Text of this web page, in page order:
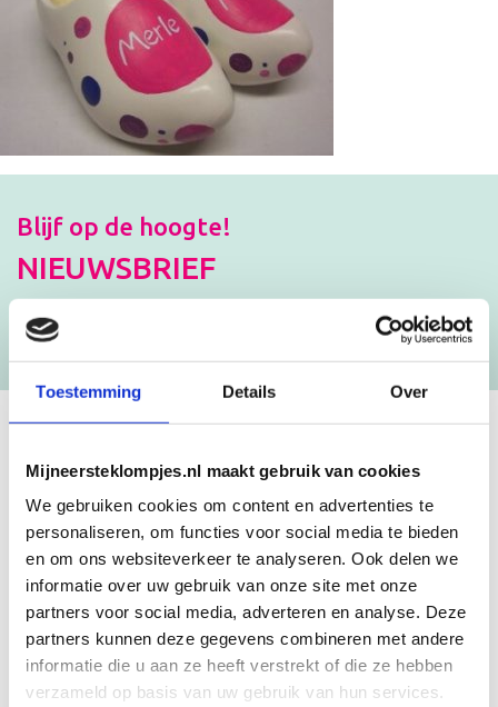
Toestemming Details Over
Mijneersteklompjes.nl maakt gebruik van cookies
We gebruiken cookies om content en advertenties te
personaliseren, om functies voor social media te bieden
en om ons websiteverkeer te analyseren. Ook delen we
informatie over uw gebruik van onze site met onze
partners voor social media, adverteren en analyse. Deze
partners kunnen deze gegevens combineren met andere
informatie die u aan ze heeft verstrekt of die ze hebben
verzameld op basis van uw gebruik van hun services.
Blijf op de hoogte!
NIEUWSBRIEF
[mc4wp_form id=”3182″]
GEBOORTEKLOMPJES EN
KRAAMCADEAU MET NAAM
Unieke geboorteklompjes
Mijneersteklompjes.nl heeft al meer dan 15 jaar ervaring met het
schilderen van klompjes. Velen wisten de weg naar ons bedrijf al te
vinden en ontdekten onze leuke geboorteklompjes. Onze
geboorteklompjes bestel je gemakkelijk online. We beschilderen
de geboorteklompjes met de hand en indien gewenst in de stijl van